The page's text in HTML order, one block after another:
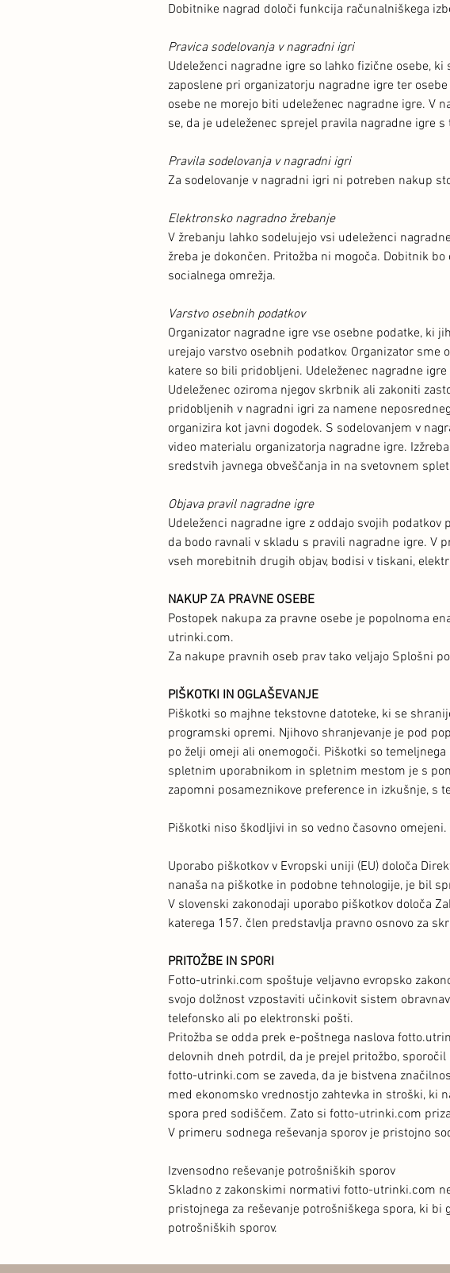
Dobitnike nagrad določi funkcija računalniškega
Pravica sodelovanja v nagradni igri
Udeleženci nagradne igre so lahko fizične osebe,
zaposlene pri organizatorju nagradne igre ter
osebe ne morejo biti udeleženec nagradne igre. V
se, da je udeleženec sprejel pravila nagradne igre
Pravila sodelovanja v nagradni igri
Za sodelovanje v nagradni igri ni potreben nakup
Elektronsko nagradno žrebanje
V žrebanju lahko sodelujejo vsi udeleženci
žreba je dokončen. Pritožba ni mogoča. Dobitnik
socialnega omrežja.
Varstvo osebnih podatkov
Organizator nagradne igre vse osebne podatke, ki
urejajo varstvo osebnih podatkov. Organizator
katere so bili pridobljeni. Udeleženec nagradne
Udeleženec oziroma njegov skrbnik ali zakoniti
pridobljenih v nagradni igri za namene
organizira kot javni dogodek. S sodelovanjem v
video materialu organizatorja nagradne igre.
sredstvih javnega obveščanja in na svetovnem
Objava pravil nagradne igre
Udeleženci nagradne igre z oddajo svojih
da bodo ravnali v skladu s pravili nagradne igre. V
vseh morebitnih drugih objav, bodisi v tiskani,
NAKUP ZA PRAVNE OSEBE
Postopek nakupa za pravne osebe je popolnoma
utrinki.com.
Za nakupe pravnih oseb prav tako veljajo Splošni
PIŠKOTKI IN OGLAŠEVANJE
Piškotki so majhne tekstovne datoteke, ki se
programski opremi. Njihovo shranjevanje je pod
po želji omeji ali onemogoči. Piškotki so
spletnim uporabnikom in spletnim mestom je s
zapomni posameznikove preference in izkušnje,
Piškotki niso škodljivi in so vedno časovno omejeni.
Uporabo piškotkov v Evropski uniji (EU) določa
nanaša na piškotke in podobne tehnologije, je bil
V slovenski zakonodaji uporabo piškotkov določa
katerega 157. člen predstavlja pravno osnovo za
PRITOŽBE IN SPORI
Fotto-utrinki.com spoštuje veljavno evropsko
svojo dolžnost vzpostaviti učinkovit sistem
telefonsko ali po elektronski pošti.
Pritožba se odda prek e-poštnega naslova
delovnih dneh potrdil, da je prejel pritožbo,
fotto-utrinki.com se zaveda, da je bistvena
med ekonomsko vrednostjo zahtevka in stroški, ki
spora pred sodiščem. Zato si fotto-utrinki.com
V primeru sodnega reševanja sporov je pristojno
Izvensodno reševanje potrošniških sporov
Skladno z zakonskimi normativi fotto-utrinki.com
pristojnega za reševanje potrošniškega spora, ki
potrošniških sporov.